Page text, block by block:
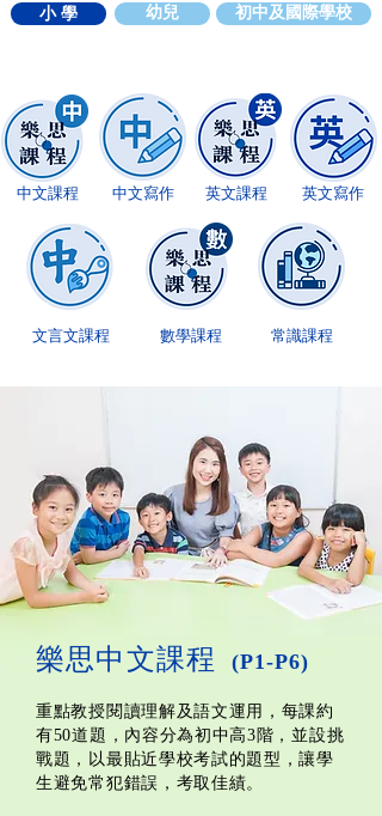
小 學 幼兒 初中及國際學校
中文課程 英文課程
中文寫作 英文寫作
文言文課程 數學課程 ​常識課程
樂思中文課程 (P1-P6)
重點教授閱讀理解及語文運用，每課約
有50道題，內容分為初中高3階，並設挑
戰題，以最貼近學校考試的題型，讓學
生避免常犯錯誤，考取佳績。